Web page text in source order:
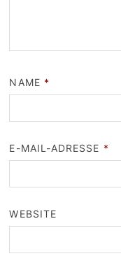
NAME *
E-MAIL-ADRESSE *
WEBSITE